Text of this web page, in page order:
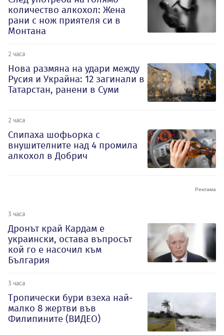
количество алкохол: Жена
рани с нож приятеля си в
Монтана
2 часа
Нова размяна на удари между
Русия и Украйна: 12 загинали в
Татарстан, ранени в Суми
2 часа
Спипаха шофьорка с
внушителните над 4 промила
алкохол в Добрич
3 часа
Дронът край Кардам е
украински, остава въпросът
кой го е насочил към
България
3 часа
Тропически бури взеха най-
малко 8 жертви във
Филипините (ВИДЕО)